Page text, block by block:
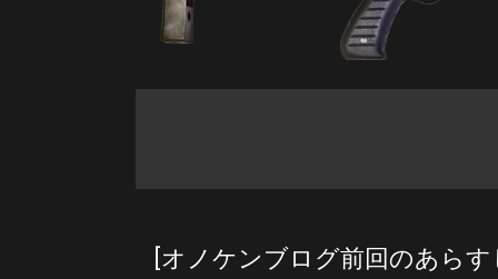
[オノケンブログ前回のあら